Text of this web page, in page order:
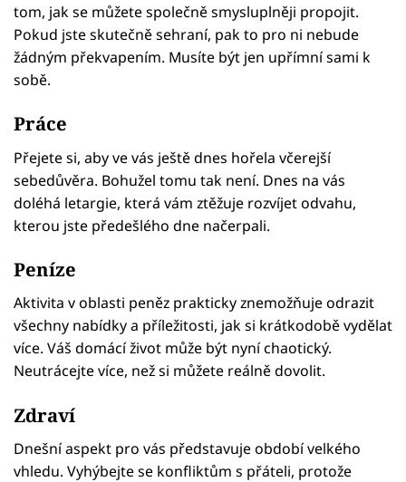
tom, jak se můžete společně smysluplněji propojit.
Pokud jste skutečně sehraní, pak to pro ni nebude
žádným překvapením. Musíte být jen upřímní sami k
sobě.
Práce
Přejete si, aby ve vás ještě dnes hořela včerejší
sebedůvěra. Bohužel tomu tak není. Dnes na vás
doléhá letargie, která vám ztěžuje rozvíjet odvahu,
kterou jste předešlého dne načerpali.
Peníze
Aktivita v oblasti peněz prakticky znemožňuje odrazit
všechny nabídky a příležitosti, jak si krátkodobě vydělat
více. Váš domácí život může být nyní chaotický.
Neutrácejte více, než si můžete reálně dovolit.
Zdraví
Dnešní aspekt pro vás představuje období velkého
vhledu. Vyhýbejte se konfliktům s přáteli, protože